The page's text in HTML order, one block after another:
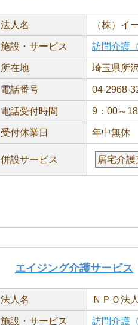
法人名 （株）イ
施設・サービス 訪問介護
所在地 埼玉県所
電話番号 04-2968-
電話受付時間 9：00～
受付休業日 年中無休
併設サービス 居宅介護
エイジング介護サービス
法人名 ＮＰＯ法
施設・サービス 訪問介護